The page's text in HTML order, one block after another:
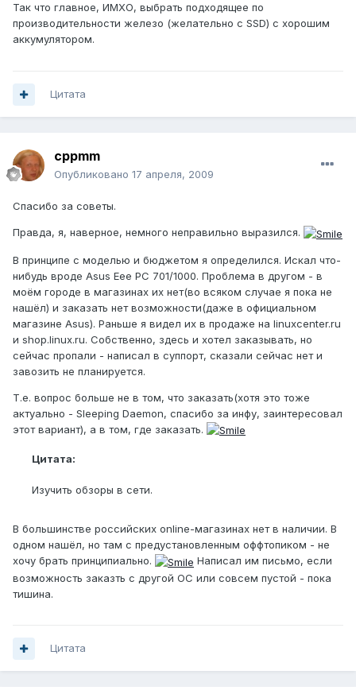
Так что главное, ИМХО, выбрать подходящее по
производительности железо (желательно с SSD) с хорошим
аккумулятором.
Цитата
cppmm
Опубликовано 17 апреля, 2009
Спасибо за советы.
Правда, я, наверное, немного неправильно выразился.
В принципе с моделью и бюджетом я определился. Искал что-
нибудь вроде Asus Eee PC 701/1000. Проблема в другом - в
моём городе в магазинах их нет(во всяком случае я пока не
нашёл) и заказать нет возможности(даже в официальном
магазине Asus). Раньше я видел их в продаже на linuxcenter.ru
и shop.linux.ru. Собственно, здесь и хотел заказывать, но
сейчас пропали - написал в суппорт, сказали сейчас нет и
завозить не планируется.
Т.е. вопрос больше не в том, что заказать(хотя это тоже
актуально - Sleeping Daemon, спасибо за инфу, заинтересовал
этот вариант), а в том, где заказать.
Цитата:
Изучить обзоры в сети.
В большинстве российских online-магазинах нет в наличии. В
одном нашёл, но там с предустановленным оффтопиком - не
хочу брать принципиально.
Написал им письмо, если
возможность заказть с другой ОС или совсем пустой - пока
тишина.
Цитата